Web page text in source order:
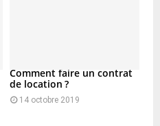
Comment faire un contrat
de location ?
14 octobre 2019